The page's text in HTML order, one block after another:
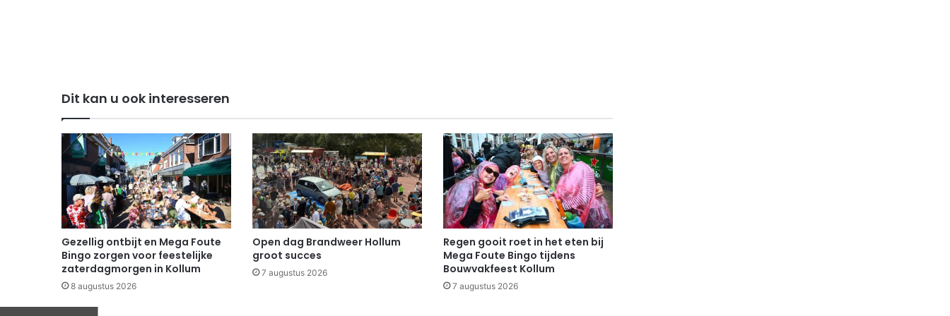
Dit kan u ook interesseren
Gezellig ontbijt en Mega Foute
Bingo zorgen voor feestelijke
zaterdagmorgen in Kollum
8 augustus 2026
Open dag Brandweer Hollum
groot succes
7 augustus 2026
Regen gooit roet in het eten bij
Mega Foute Bingo tijdens
Bouwvakfeest Kollum
7 augustus 2026